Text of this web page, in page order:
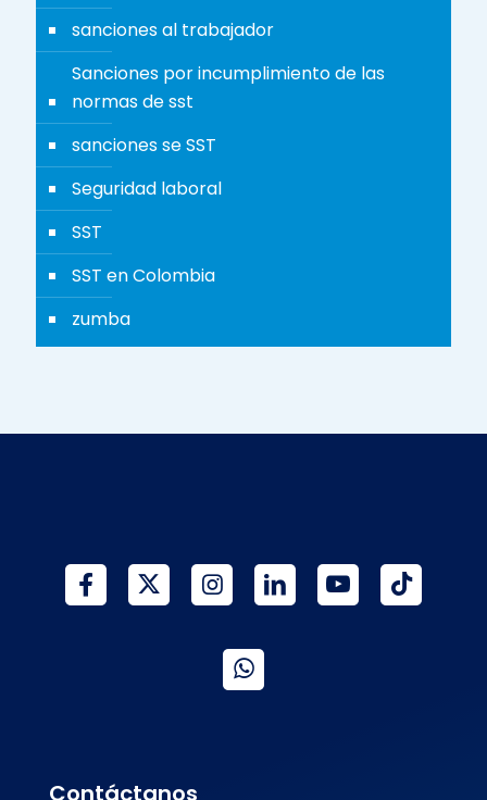
sanciones al trabajador
Sanciones por incumplimiento de las
normas de sst
sanciones se SST
Seguridad laboral
SST
SST en Colombia
zumba
Contáctanos